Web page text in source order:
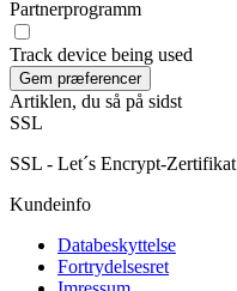
Partnerprogramm
Track device being used
Artiklen, du så på sidst
SSL
SSL - Let´s Encrypt-Zertifikat
Kundeinfo
Databeskyttelse
Fortrydelsesret